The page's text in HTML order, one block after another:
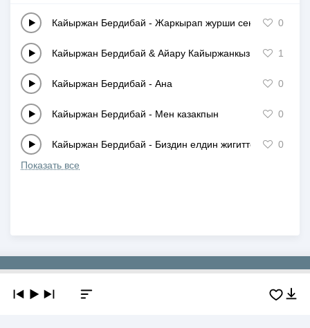
Кайыржан Бердибай - Жаркырап журши сен, кулимдеп
0
Кайыржан Бердибай & Айару Кайыржанкызы -Туган
1
Кайыржан Бердибай - Ана 0
Кайыржан Бердибай - Мен казакпын 0
Кайыржан Бердибай - Биздин елдин жигиттери
0
Показать все